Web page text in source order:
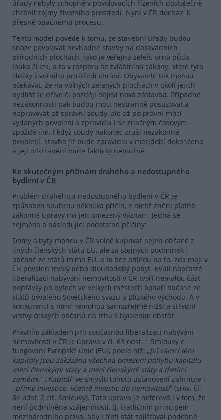
úřady nebyly schopné v povolovacích řízeních dostatečně
chránit zájmy životního prostředí. Nyní v ČR dochází k
přesně opačnému procesu.
Tento model povede k tomu, že stavební úřady budou
snáze povolovat nevhodné stavby na dosavadních
přírodních plochách, jako je veřejná zeleň, orná půda,
louka či les, a to v rozporu se zvláštními zákony, které tyto
složky životního prostředí chrání. Obyvatelé tak mohou
očekávat, že na volných zelených plochách v okolí jejich
bydlišť se dříve či později objeví nová zástavba. Případné
nezákonnosti pak budou moci nestranně posuzovat a
napravovat až správní soudy, ale až po právní moci
vydaných povolení a zpravidla i se značným časovým
zpožděním. I když soudy nakonec zruší nezákonné
povolení, stavba již bude zpravidla v mezidobí dokončena
a její odstranění bude fakticky nemožné.
Ke skutečným příčinám drahého a nedostupného
bydlení v ČR
Problém drahého a nedostupného bydlení v ČR je
způsoben souhrou několika příčin, z nichž znění platné
zákonné úpravy má jen omezený význam. Jedná se
zejména o následující podstatné příčiny:
Domy a byty mohou v ČR volně kupovat nejen občané z
jiných členských států EU, ale za stejných podmínek i
občané ze států mimo EU, a to bez ohledu na to, zda mají v
ČR povolen trvalý nebo dlouhodobý pobyt. Kvůli naprosté
liberalizaci nabývání nemovitostí v ČR tvoří nemalou část
poptávky po bytech ve velkých městech bohatí občané ze
států bývalého Sovětského svazu a Blízkého východu. A v
konkurenci s nimi nemohou samozřejmě nižší a střední
vrstvy českých občanů na trhu s bydlením obstát.
Právním základem pro současnou liberalizaci nabývání
nemovitostí v ČR je úprava v čl. 63 odst. 1 Smlouvy o
fungování Evropské unie (EU), podle níž: „[v] rámci této
kapitoly jsou zakázána všechna omezení pohybu kapitálu
mezi členskými státy a mezi členskými státy a třetími
zeměmi.“ „Kapitál“ ve smyslu tohoto ustanovení zahrnuje i
„přímé investice, včetně investic do nemovitostí“ (srov. čl.
64 odst. 2 cit. Smlouvy). Tato úprava je neférová i v tom, že
není podmíněna vzájemností, tj. tradičním principem
mezinárodního práva, aby i třetí stát zajišťoval podobně